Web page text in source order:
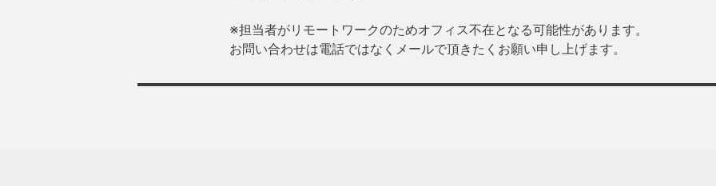
※担当者がリモートワークのためオフィス不在となる可能性があります。
お問い合わせは電話ではなくメールで頂きたくお願い申し上げます。